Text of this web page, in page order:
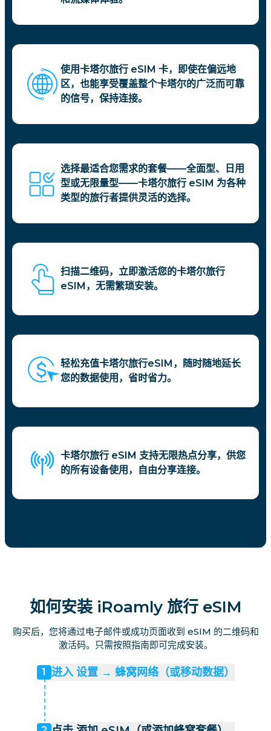
使用卡塔尔旅行 eSIM 卡，即使在偏远地
区，也能享受覆盖整个卡塔尔的广泛而可靠
的信号，保持连接。
选择最适合您需求的套餐——全面型、日用
型或无限量型——卡塔尔旅行 eSIM 为各种
类型的旅行者提供灵活的选择。
扫描二维码，立即激活您的卡塔尔旅行
eSIM，无需繁琐安装。
轻松充值卡塔尔旅行eSIM，随时随地延长
您的数据使用，省时省力。
卡塔尔旅行 eSIM 支持无限热点分享，供您
的所有设备使用，自由分享连接。
如何安装 iRoamly 旅行 eSIM
购买后，您将通过电子邮件或成功页面收到 eSIM 的二维码和
激活码。只需按照指南即可完成安装。
1 进入 设置 → 蜂窝网络（或移动数据）